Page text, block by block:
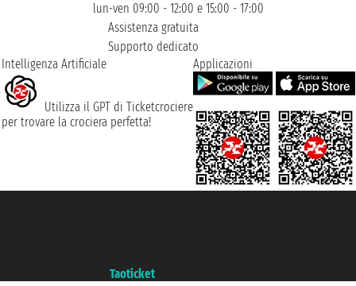
lun-ven 09:00 - 12:00 e 15:00 - 17:00
Assistenza gratuita
Supporto dedicato
Intelligenza Artificiale
Utilizza il GPT di Ticketcrociere
per trovare la crociera perfetta!
Applicazioni
Taoticket